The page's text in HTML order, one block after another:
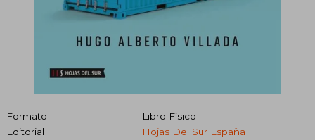
Formato
Libro Físico
Editorial
Hojas Del Sur España